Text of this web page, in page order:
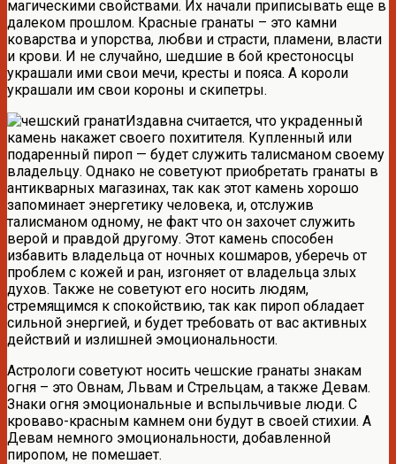
магическими свойствами. Их начали приписывать еще в
далеком прошлом. Красные гранаты – это камни
коварства и упорства, любви и страсти, пламени, власти
и крови. И не случайно, шедшие в бой крестоносцы
украшали ими свои мечи, кресты и пояса. А короли
украшали им свои короны и скипетры.
Издавна считается, что украденный
камень накажет своего похитителя. Купленный или
подаренный пироп — будет служить талисманом своему
владельцу. Однако не советуют приобретать гранаты в
антикварных магазинах, так как этот камень хорошо
запоминает энергетику человека, и, отслужив
талисманом одному, не факт что он захочет служить
верой и правдой другому. Этот камень способен
избавить владельца от ночных кошмаров, уберечь от
проблем с кожей и ран, изгоняет от владельца злых
духов. Также не советуют его носить людям,
стремящимся к спокойствию, так как пироп обладает
сильной энергией, и будет требовать от вас активных
действий и излишней эмоциональности.
Астрологи советуют носить чешские гранаты знакам
огня – это Овнам, Львам и Стрельцам, а также Девам.
Знаки огня эмоциональные и вспыльчивые люди. С
кроваво-красным камнем они будут в своей стихии. А
Девам немного эмоциональности, добавленной
пиропом, не помешает.